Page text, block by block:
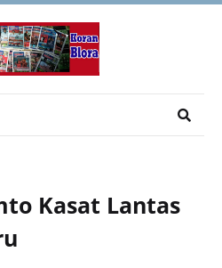
Kasat Lantas